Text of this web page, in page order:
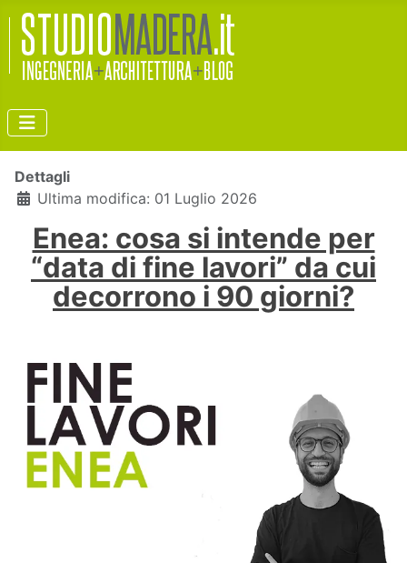
Dettagli
Ultima modifica: 01 Luglio 2026
Enea: cosa si intende per
“data di fine lavori” da cui
decorrono i 90 giorni?